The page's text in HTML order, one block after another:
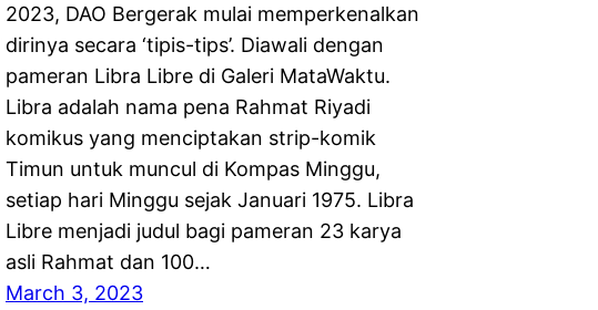
2023, DAO Bergerak mulai memperkenalkan
dirinya secara ‘tipis-tips’. Diawali dengan
pameran Libra Libre di Galeri MataWaktu.
Libra adalah nama pena Rahmat Riyadi
komikus yang menciptakan strip-komik
Timun untuk muncul di Kompas Minggu,
setiap hari Minggu sejak Januari 1975. Libra
Libre menjadi judul bagi pameran 23 karya
asli Rahmat dan 100…
March 3, 2023